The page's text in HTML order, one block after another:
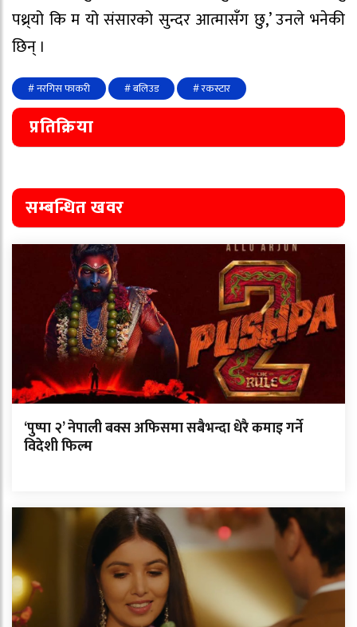
पथ्र्यो कि म यो संसारको सुन्दर आत्मासँग छु,’ उनले भनेकी
छिन् ।
# नरगिस फाकरी # बलिउड # रकस्टार
प्रतिक्रिया
सम्बन्धित खवर
‘पुष्पा २’ नेपाली बक्स अफिसमा सबैभन्दा धेरै कमाइ गर्ने
विदेशी फिल्म